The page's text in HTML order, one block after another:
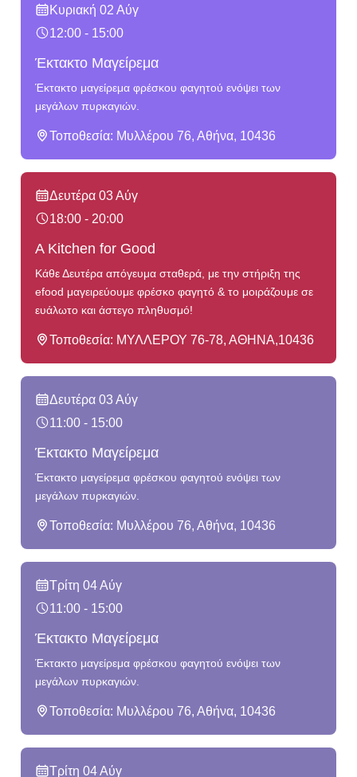
Κυριακή 02 Αύγ
12:00 - 15:00
Έκτακτο Μαγείρεμα
Έκτακτο μαγείρεμα φρέσκου φαγητού ενόψει των
μεγάλων πυρκαγιών.
Τοποθεσία: Μυλλέρου 76, Αθήνα, 10436
Δευτέρα 03 Αύγ
18:00 - 20:00
A Kitchen for Good
Κάθε Δευτέρα απόγευμα σταθερά, με την στήριξη της
efood μαγειρεύουμε φρέσκο φαγητό & το μοιράζουμε σε
ευάλωτο και άστεγο πληθυσμό!
Τοποθεσία: ΜΥΛΛΕΡΟΥ 76-78, ΑΘΗΝΑ,10436
Δευτέρα 03 Αύγ
11:00 - 15:00
Έκτακτο Μαγείρεμα
Έκτακτο μαγείρεμα φρέσκου φαγητού ενόψει των
μεγάλων πυρκαγιών.
Τοποθεσία: Μυλλέρου 76, Αθήνα, 10436
Τρίτη 04 Αύγ
11:00 - 15:00
Έκτακτο Μαγείρεμα
Έκτακτο μαγείρεμα φρέσκου φαγητού ενόψει των
μεγάλων πυρκαγιών.
Τοποθεσία: Μυλλέρου 76, Αθήνα, 10436
Τρίτη 04 Αύγ